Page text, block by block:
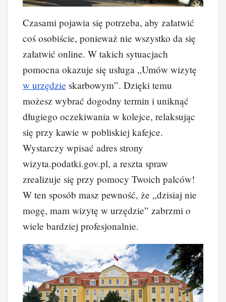
Czasami pojawia się potrzeba, aby załatwić
coś osobiście, ponieważ nie wszystko da się
załatwić online. W takich sytuacjach
pomocna okazuje się usługa „Umów wizytę
w urzędzie skarbowym”. Dzięki temu
możesz wybrać dogodny termin i uniknąć
długiego oczekiwania w kolejce, relaksując
się przy kawie w pobliskiej kafejce.
Wystarczy wpisać adres strony
wizyta.podatki.gov.pl, a reszta spraw
zrealizuje się przy pomocy Twoich palców!
W ten sposób masz pewność, że „dzisiaj nie
mogę, mam wizytę w urzędzie” zabrzmi o
wiele bardziej profesjonalnie.